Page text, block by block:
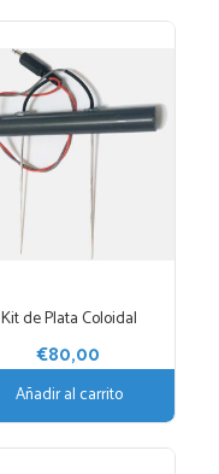
Kit de Plata Coloidal
€80,00
Añadir al carrito